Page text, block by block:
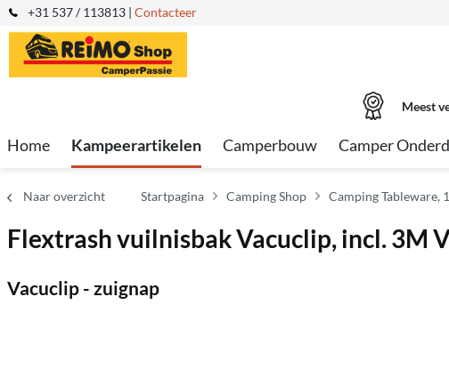
+31 537 / 113813 | Contacteer
Meest
Home Kampeerartikelen Camperbouw Camper
Naar overzicht Startpagina Camping Shop Camping Tableware,
Flextrash vuilnisbak Vacuclip, incl. 3M
Vacuclip - zuignap